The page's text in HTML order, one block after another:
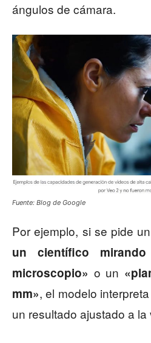
ángulos de cámara.
Fuente: Blog de Google
Por ejemplo, si se pide un
un científico
microscopio» o un
mm», el modelo
un resultado ajustado a